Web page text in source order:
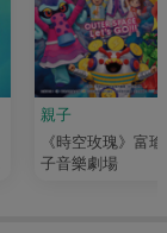
親子
《時空玫瑰》富
子音樂劇場